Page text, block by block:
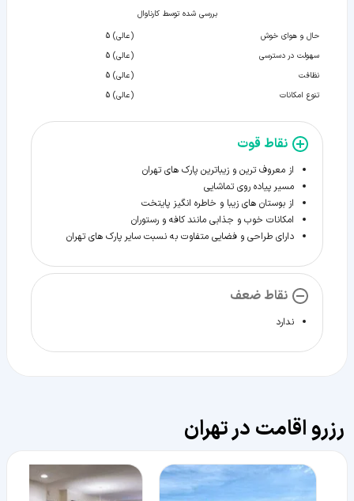
بررسی شده توسط کارناوال
حال و هوای خوش
(عالی) 5
سهولت در دسترسی
(عالی) 5
نظافت
(عالی) 5
تنوع امکانات
(عالی) 5
نقاط قوت
از معروف ترین و زیباترین پارک های تهران
مسیر پیاده روی تماشایی
از بوستان های زیبا و خاطره انگیز پایتخت
امکانات خوب و جذابی مانند کافه و رستوران
دارای طراحی و فضایی متفاوت به نسبت سایر پارک های تهران
نقاط ضعف
ندارد
رزرو اقامت در تهران